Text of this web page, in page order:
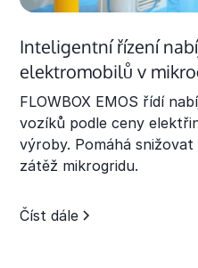
Inteligentní řízení
elektromobilů v
FLOWBOX EMOS řídí
vozíků podle ceny
výroby. Pomáhá
zátěž mikrogridu.
Číst dále